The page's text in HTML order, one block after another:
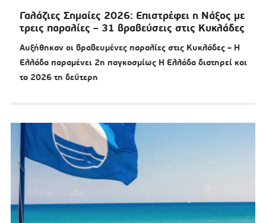
Γαλάζιες Σημαίες 2026: Επιστρέφει η Νάξος με
τρεις παραλίες – 31 βραβεύσεις στις Κυκλάδες
Αυξήθηκαν οι βραβευμένες παραλίες στις Κυκλάδες – Η
Ελλάδα παραμένει 2η παγκοσμίως Η Ελλάδα διατηρεί και
το 2026 τη δεύτερη